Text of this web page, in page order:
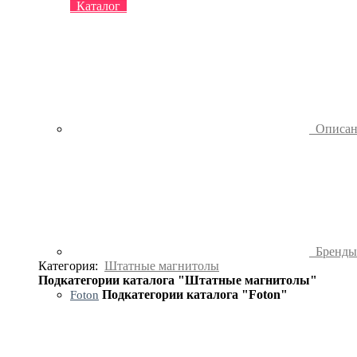
Каталог
Бренды
Категория: Штатные магнитолы
Подкатегории каталога "Штатные магнитолы"
Foton Подкатегории каталога "Foton"